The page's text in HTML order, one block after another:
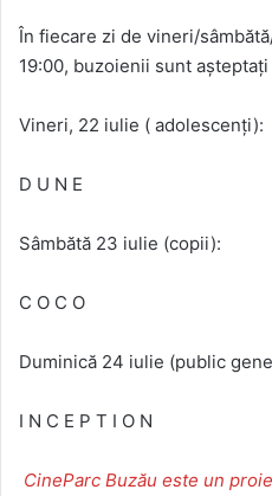
În fiecare zi de vineri/
19:00, buzoienii sunt
Vineri, 22 iulie ( adolescenți):
D U N E
Sâmbătă 23 iulie (copii):
C O C O
Duminică 24 iulie (public
I N C E P T I O N
CineParc Buzău este un